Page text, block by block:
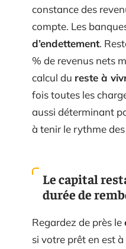
constance des
compte. Les
d’endettement.
% de revenus nets
calcul du reste à
fois toutes les
aussi déterminant
à tenir le rythme
Le capital
durée de
Regardez de près le
si votre prêt en est